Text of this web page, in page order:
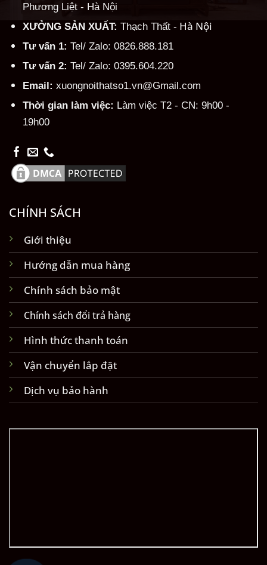
Phương Liệt - Hà Nội
XƯỞNG SẢN XUẤT: Thạch Thất - Hà Nội
Tư vấn 1: Tel/ Zalo: 0826.888.181
Tư vấn 2: Tel/ Zalo: 0395.604.220
Email: xuongnoithatso1.vn@Gmail.com
Thời gian làm việc: Làm việc T2 - CN: 9h00 -
19h00
CHÍNH SÁCH
Giới thiệu
Hướng dẫn mua hàng
Chính sách bảo mật
Chính sách đổi trả hàng
Hình thức thanh toán
Vận chuyển lắp đặt
Dịch vụ bảo hành